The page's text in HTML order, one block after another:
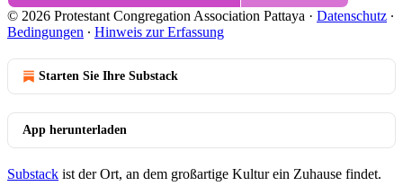
© 2026 Protestant Congregation Association Pattaya · Datenschutz ∙
Bedingungen ∙ Hinweis zur Erfassung
Starten Sie Ihre Substack
App herunterladen
Substack ist der Ort, an dem großartige Kultur ein Zuhause findet.